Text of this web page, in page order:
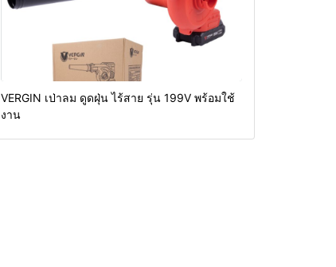
VERGIN เป่าลม ดูดฝุ่น ไร้สาย รุ่น 199V พร้อมใช้
งาน